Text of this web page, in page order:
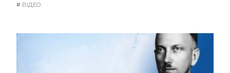
# ВІДЕО